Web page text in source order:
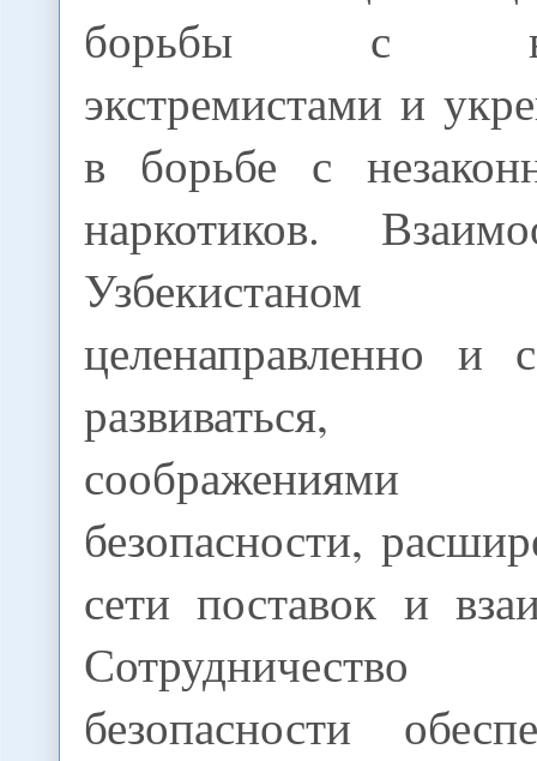
борьбы с
экстремистами и
в борьбе с
наркотиков.
Узбекистаном
целенаправленно и
развиваться,
соображениями
безопасности,
сети поставок и
безопасности